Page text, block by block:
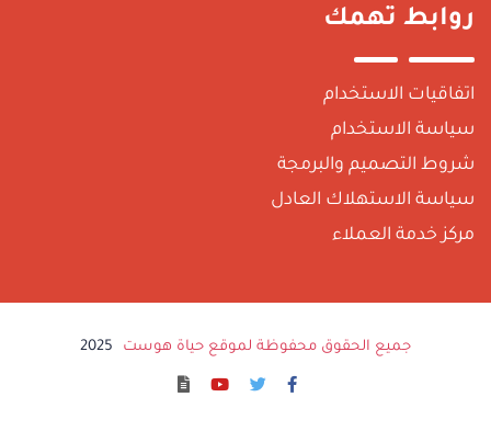
تهمك
الاستخدام
الاستخدام
التصميم والبرمجة
الاستهلاك العادل
خدمة العملاء
جميع الحقوق محفوظة لموقع حياة هوست 2025